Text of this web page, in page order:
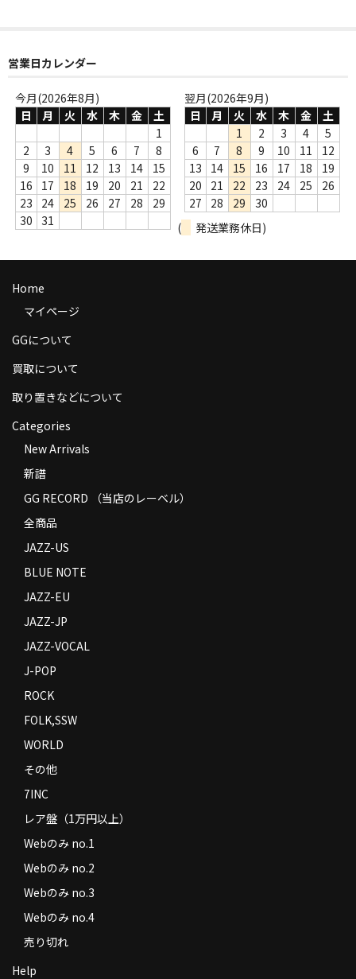
Webのみ no.3
Webのみ no.4
売り切れ
Help
お支払い方法
返品
特定商取引法に基づく表示
Contact
営業日カレンダー
今月(2026年8月)
日
月 火 水 木 金
土
1
2
3 4 5 6 7
8
9
10 11 12 13 14
15
16
17 18 19 20 21
22
23
24 25 26 27 28
29
30
31
翌月(2026年9月)
日
月 火 水 木 金
土
1
2 3 4
5
6
7 8 9 10 11
12
13
14 15 16 17 18
19
20
21 22 23 24 25
26
27
28 29
30
(
発送業務休日)
Home
マイページ
GGについて
買取について
取り置きなどについて
Categories
New Arrivals
新譜
GG RECORD （当店のレーベル）
全商品
JAZZ-US
BLUE NOTE
JAZZ-EU
JAZZ-JP
JAZZ-VOCAL
J-POP
ROCK
FOLK,SSW
WORLD
その他
7INC
レア盤（1万円以上）
Webのみ no.1
Webのみ no.2
Webのみ no.3
Webのみ no.4
売り切れ
Help